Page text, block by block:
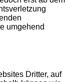
umgehend
Dritter, auf